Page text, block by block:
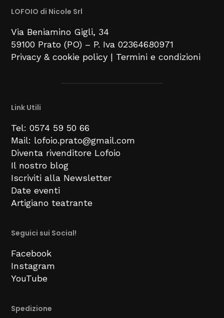
LOFOIO di Nicole Srl
Via Beniamino Gigli, 34
59100 Prato (PO) – P. Iva 02364680971
Privacy & cookie policy | Termini e condizioni
Link Utili
Tel: 0574 59 50 66
Mail: lofoio.prato@gmail.com
Diventa rivenditore Lofoio
Il nostro blog
Iscriviti alla Newsletter
Date eventi
Artigiano teatrante
Seguici sui Social!
Facebook
Instagram
YouTube
Spedizione